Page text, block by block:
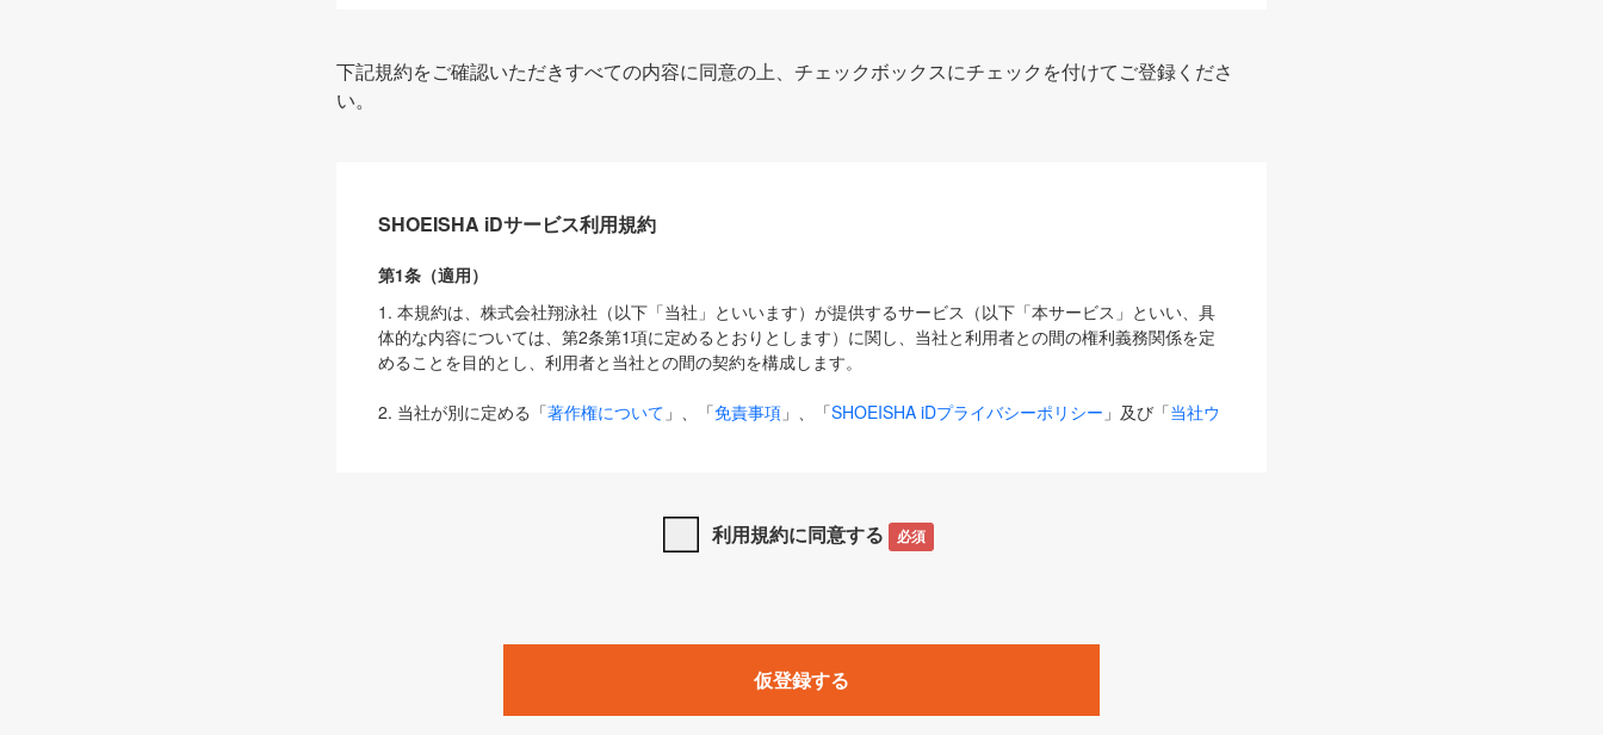
下記規約をご確認いただきすべての内容に同意の上、チェックボックスにチェックを付けてご登録くださ
い。
SHOEISHA iDサービス利用規約
第1条（適用）
1. 本規約は、株式会社翔泳社（以下「当社」といいます）が提供するサービス（以下「本サービス」といい、具
体的な内容については、第2条第1項に定めるとおりとします）に関し、当社と利用者との間の権利義務関係を定
めることを目的とし、利用者と当社との間の契約を構成します。
2. 当社が別に定める「著作権について 」、「免責事項 」、「SHOEISHA iDプライバシーポリシー 」及び「当社ウ
は、本規約の規定が優先して適用されるものとします。
1. 「本サービス」とは、当社が提供する以下のサービス（名称や内容が変更された場合、変更後のサービスを含
みます）及びこれらサービスに関連して当社が実施するイベントやキャンペーンをいいます。
「SEBook」「SEShop」「CodeZine」「MarkeZine」「EnterpriseZine」「ECzine」「Biz/Zine」「HRzine」
利用規約に同意する 必須
仮登録する